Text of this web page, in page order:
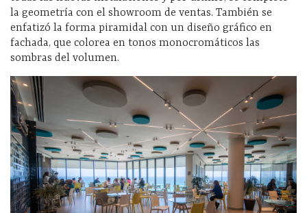
la geometría con el showroom de ventas. También se
enfatizó la forma piramidal con un diseño gráfico en
fachada, que colorea en tonos monocromáticos las
sombras del volumen.